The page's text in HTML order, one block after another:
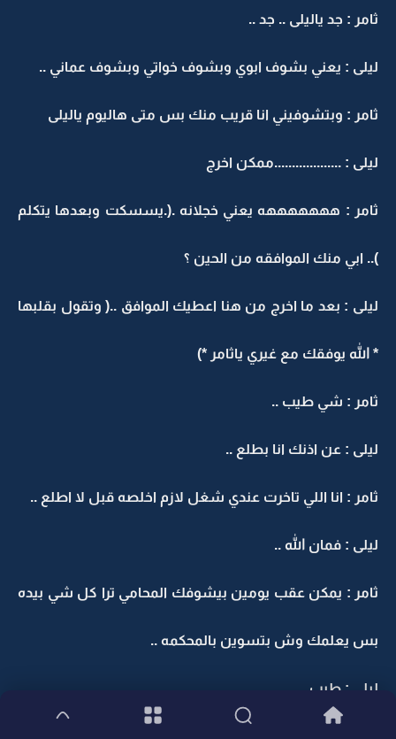
ثامر : جد ياليلى .. جد ..
ليلى : يعني بشوف ابوي وبشوف خواتي وبشوف عماني ..
ثامر : وبتشوفيني انا قريب منك بس متى هاليوم ياليلى
ليلى : ...................ممكن اخرج
ثامر : هههههههه يعني خجلانه .(.يسسكت وبعدها يتكلم
).. ابي منك الموافقه من الحين ؟
ليلى : بعد ما اخرج من هنا اعطيك الموافق ..( وتقول بقلبها
* الله يوفقك مع غيري ياثامر *)
ثامر : شي طيب ..
ليلى : عن اذنك انا بطلع ..
ثامر : انا اللي تاخرت عندي شغل لازم اخلصه قبل لا اطلع ..
ليلى : فمان الله ..
ثامر : يمكن عقب يومين بيشوفك المحامي ترا كل شي بيده
بس يعلمك وش بتسوين بالمحكمه ..
ليلى : طيب ..